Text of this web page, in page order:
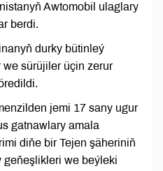
Awtomobil ulaglary
berdi.
durky bütinleý
sürüjiler üçin zerur
jemi 17 sany ugur
gatnawlary amala
diňe bir Tejen şäheriniň
geňeşlikleri we beýleki